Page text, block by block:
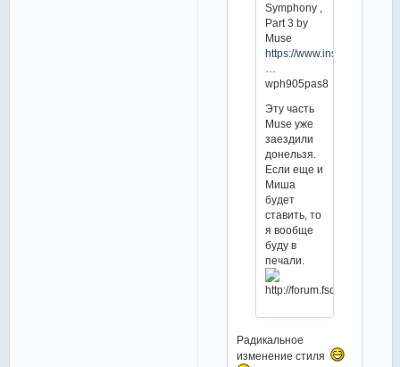
Symphony ,
Part 3 by
Muse
https://
wph905pas8
Эту часть
Muse уже
заездили
донельзя.
Если еще и
Миша
будет
ставить, то
я вообще
буду в
печали.
Радикальное
изменение стиля